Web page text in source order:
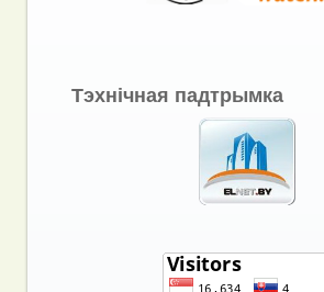
Тэхнічная падтрымка